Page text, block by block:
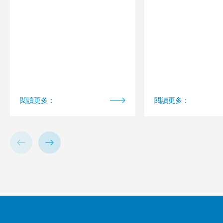
閱讀更多： 閱讀更多：